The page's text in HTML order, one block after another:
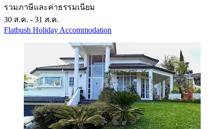
รวมภาษีและค่าธรรมเนียม
30 ส.ค. - 31 ส.ค.
Flatbush Holiday Accommodation